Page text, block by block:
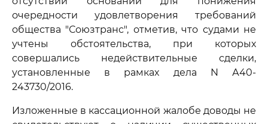
очередности удовлетворения требований
общества "Союзтранс", отметив, что судами не
учтены обстоятельства, при которых
совершались недействительные сделки,
установленные в рамках дела N А40-
243730/2016.
Изложенные в кассационной жалобе доводы не